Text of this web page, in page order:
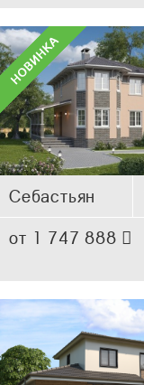
Себастьян
от 1 747 888